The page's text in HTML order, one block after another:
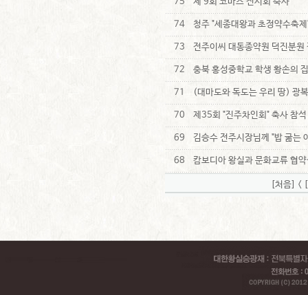
74 청주 "세종대왕과 초정약수축
73 전주이씨 대동종약원 덕진분원
72 충북 홍성중학교 학생 황손의
71 (대마도와 독도는 우리 땅) 광
70 제35회 "진주차인회" 축사 참석
69 김승수 전주시장님께 "밥 굶는
68 캄보디아 왕실과 문화교류 협
[처음] <